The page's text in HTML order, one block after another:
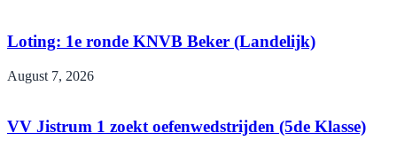
Loting: 1e ronde KNVB Beker (Landelijk)
August 7, 2026
VV Jistrum 1 zoekt oefenwedstrijden (5de Klasse)